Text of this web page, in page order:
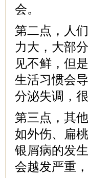
会。
第二点，人
力大，大部
见不鲜，但
生活习惯会
分泌失调，
第三点，其
如外伤、扁
银屑病的发
会越发严重